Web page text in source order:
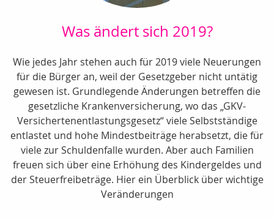
Was ändert sich 2019?
Wie jedes Jahr stehen auch für 2019 viele Neuerungen
für die Bürger an, weil der Gesetzgeber nicht untätig
gewesen ist. Grundlegende Änderungen betreffen die
gesetzliche Krankenversicherung, wo das „GKV-
Versichertenentlastungsgesetz“ viele Selbstständige
entlastet und hohe Mindestbeiträge herabsetzt, die für
viele zur Schuldenfalle wurden. Aber auch Familien
freuen sich über eine Erhöhung des Kindergeldes und
der Steuerfreibeträge. Hier ein Überblick über wichtige
Veränderungen